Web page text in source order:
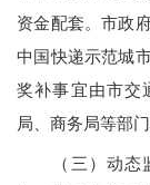
资金配套。市政
中国快递示范城
奖补事宜由市交
局、商务局等部
（三）动态监